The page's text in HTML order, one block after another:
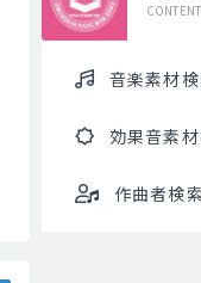
音楽素材
効果音素
作曲者検索